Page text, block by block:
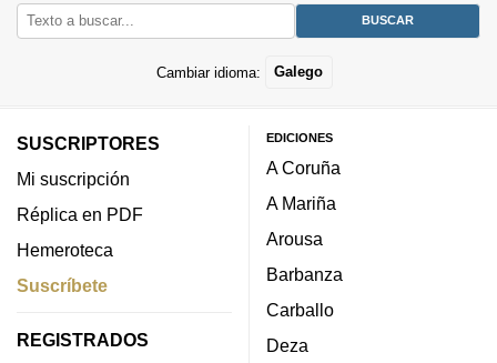
Cambiar idioma: Galego
SUSCRIPTORES
Mi suscripción
Réplica en PDF
Hemeroteca
Suscríbete
REGISTRADOS
EDICIONES
A Coruña
A Mariña
Arousa
Barbanza
Carballo
Deza